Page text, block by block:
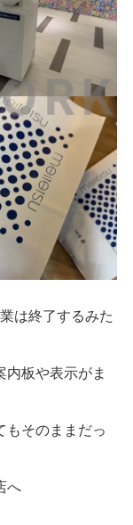
は終了するみた
内板や表示がま
もそのままだっ
へ